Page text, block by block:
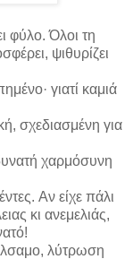
φύλο. Όλοι τη
ψιθυρίζει
γιατί καμιά
σχεδιασμένη για
χαρμόσυνη
Αν είχε πάλι
κι ανεμελιάς,
λύτρωση